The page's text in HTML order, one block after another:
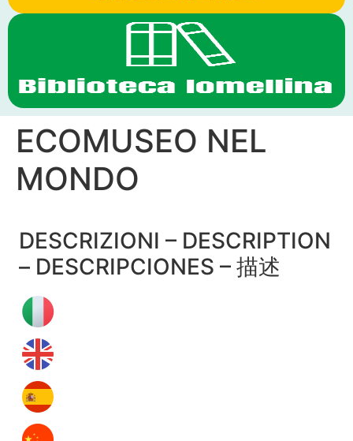
ECOMUSEO NEL
MONDO
DESCRIZIONI – DESCRIPTION
– DESCRIPCIONES – 描述